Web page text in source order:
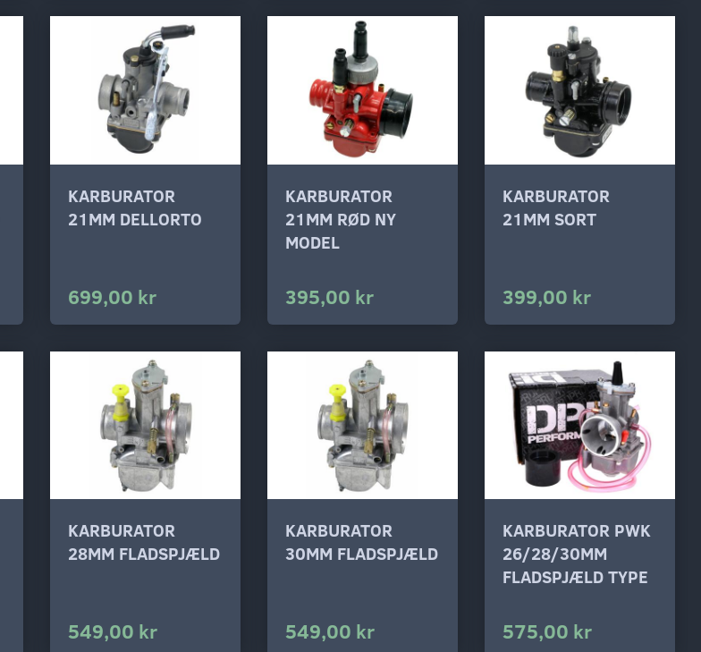
KARBURATOR
21MM DELLORTO
699,00 kr
KARBURATOR
21MM RØD NY
MODEL
395,00 kr
KARBURATOR
21MM SORT
399,00 kr
KARBURATOR
28MM FLADSPJÆLD
549,00 kr
KARBURATOR
30MM FLADSPJÆLD
549,00 kr
KARBURATOR PWK
26/28/30MM
FLADSPJÆLD TYPE
575,00 kr